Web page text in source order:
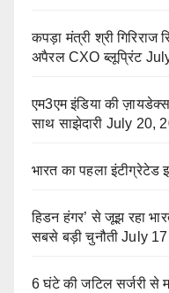
कपड़ा मंत्री श्री गिरिराज
अपैरल CXO ब्लूप्रिंट
एम3एम इंडिया की
साथ साझेदारी July 20,
भारत का पहला इंटीग्रेटेड
हिडन हंगर’ से जूझ रहा
सबसे बड़ी चुनौती July
6 घंटे की जटिल सर्जरी से